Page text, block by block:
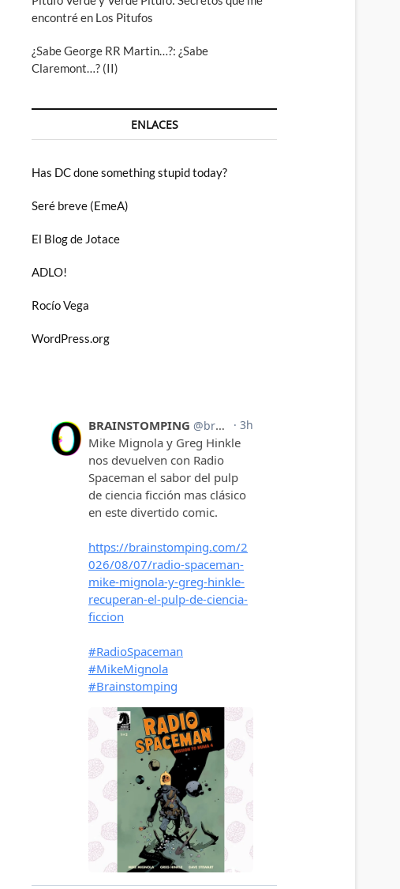
encontré en Los Pitufos
¿Sabe George RR Martin…?: ¿Sabe
Claremont…? (II)
ENLACES
Has DC done something stupid today?
Seré breve (EmeA)
El Blog de Jotace
ADLO!
Rocío Vega
WordPress.org